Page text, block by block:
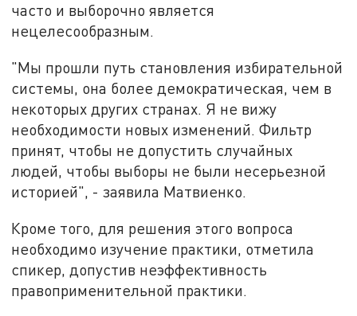
часто и выборочно является
нецелесообразным.
"Мы прошли путь становления избирательной
системы, она более демократическая, чем в
некоторых других странах. Я не вижу
необходимости новых изменений. Фильтр
принят, чтобы не допустить случайных
людей, чтобы выборы не были несерьезной
историей", - заявила Матвиенко.
Кроме того, для решения этого вопроса
необходимо изучение практики, отметила
спикер, допустив неэффективность
правоприменительной практики.